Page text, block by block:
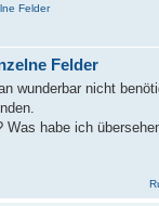
Felder
Felder
wunderbar nicht
Was habe ich